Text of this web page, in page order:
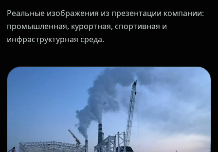
Реальные изображения из презентации компании:
промышленная, курортная, спортивная и
инфраструктурная среда.